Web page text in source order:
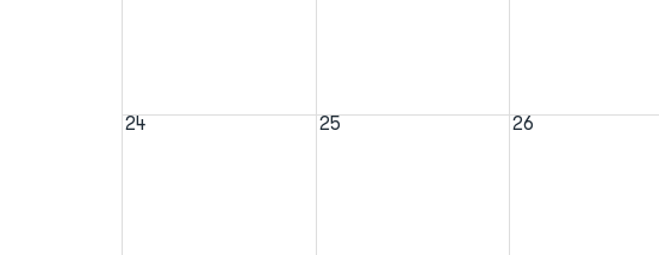
24 25 26